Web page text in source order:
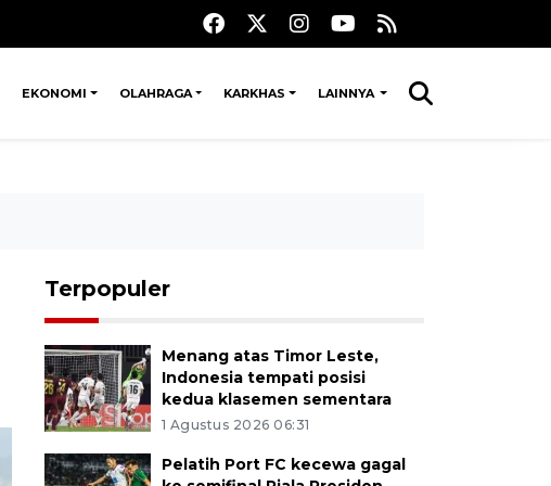
EKONOMI OLAHRAGA KARKHAS LAINNYA
Terpopuler
Menang atas Timor Leste,
Indonesia tempati posisi
kedua klasemen sementara
1 Agustus 2026 06:31
Pelatih Port FC kecewa gagal